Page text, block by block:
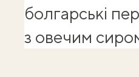
болгарські
з овечим